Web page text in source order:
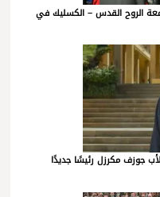
الروح القدس – الكسليك في
جوزف مكرزل رئيسًا جديدًا